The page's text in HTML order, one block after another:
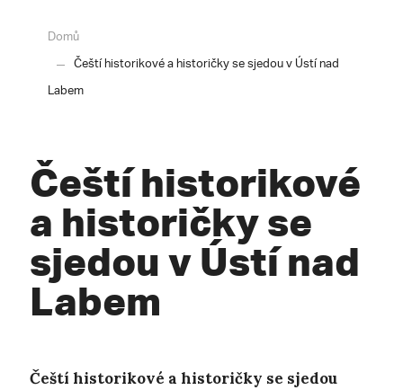
Domů
Čeští historikové a historičky se sjedou v Ústí nad
Labem
Čeští historikové
a historičky se
sjedou v Ústí nad
Labem
Čeští historikové a historičky se sjedou